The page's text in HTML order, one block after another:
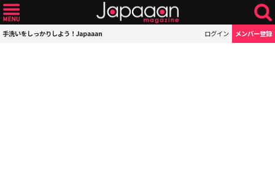
手洗いをしっかりしよう！Japaaan ログイン メンバー登録